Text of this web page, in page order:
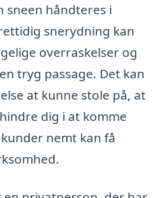
sneen håndteres i
snerydning kan
overraskelser og
tryg passage. Det kan
at kunne stole på, at
dig i at komme
nemt kan få